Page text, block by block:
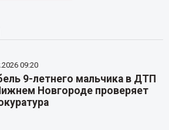
09:20
9-летнего мальчика в ДТП
Новгороде проверяет